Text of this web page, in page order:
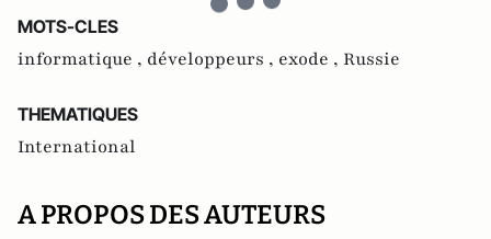
MOTS-CLES
informatique , développeurs , exode , Russie
THEMATIQUES
International
A PROPOS DES AUTEURS